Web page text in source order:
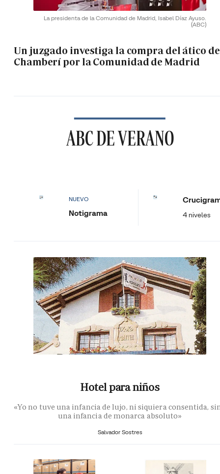
La presidenta de la Comunidad de Madrid, Isabel Díaz Ayuso.
(ABC)
Un juzgado investiga la compra del ático de
Chamberí por la Comunidad de Madrid
ABC DE VERANO
NUEVO
Notigrama 4 niveles
Hotel para niños
«Yo no tuve una infancia de lujo, ni siquiera consentida,
una infancia de monarca absoluto»
Salvador Sostres